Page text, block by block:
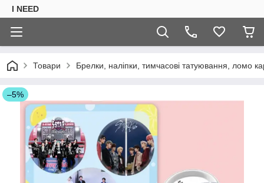
I NEED
Товари Брелки, наліпки, тимчасові татуювання, ломо
–5%